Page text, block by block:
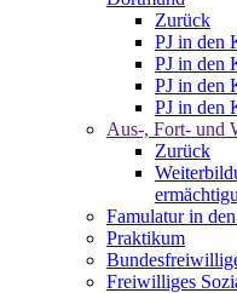
Zurück
PJ in den
PJ in den
PJ in den
PJ in den
Aus-, Fort- und
Zurück
Famulatur in
Praktikum
Freiwilliges